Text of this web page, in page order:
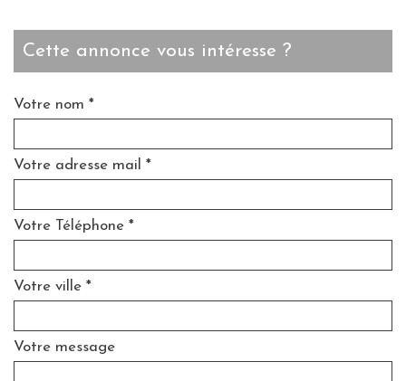
cette annonce vous intéresse ?
Votre nom *
Votre adresse mail *
Votre Téléphone *
Votre ville *
Votre message